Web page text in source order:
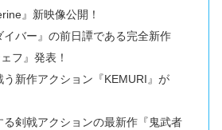
』新映像公開！
イバー』の前日譚である完全新作
フ』発表！
う新作アクション『KEMURI』が
る剣戟アクションの最新作『鬼武者